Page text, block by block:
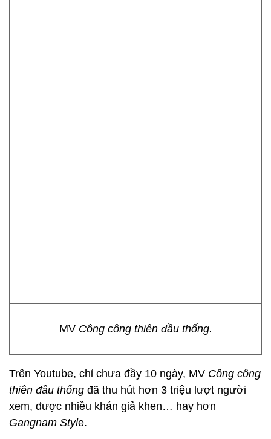
MV Công công thiên đầu thống.
Trên Youtube, chỉ chưa đầy 10 ngày, MV Công công
thiên đầu thống đã thu hút hơn 3 triệu lượt người
xem, được nhiều khán giả khen… hay hơn
Gangnam Style.